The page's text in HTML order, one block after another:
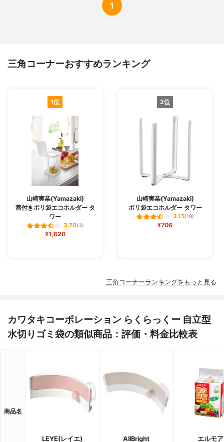
1
三角コーナーおすすめランキング
1位
山崎実業(Yamazaki)
蓋付きポリ袋エコホルダー タ
ワー
3.70(3)
¥1,620
2位
山崎実業(Yamazaki)
ポリ袋エコホルダー タワー
3.15(18)
¥706
三角コーナーランキングをもっと見る
カワタキコーポレーション らくらっくー 自立型
水切りゴミ袋の類似商品：評価・料金比較表
商品名
LEYE(レイエ) AllBright エルモア